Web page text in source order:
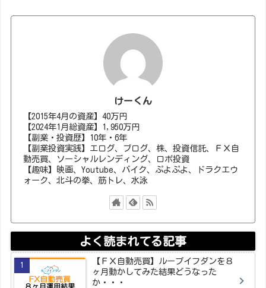
けーくん
【2015年4月の資産】40万円
【2024年1月総資産】1,950万円
【副業・投資歴】10年・6年
【副業投資実践】エログ、ブログ、株、投資信託、ＦＸ自
動売買、ソーシャルレンディング、ロボ投資
【趣味】映画、Youtube、バイク、ぷよぷよ、ドラクエウ
ォーク、北斗の拳、筋トレ、水泳
よく読まれてる記事
【ＦＸ自動売買】ループイフダンを８
ヶ月動かしてみた結果どうなった
か・・・